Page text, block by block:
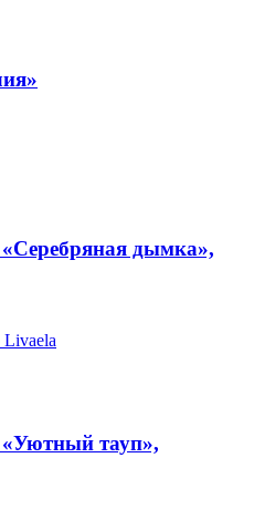
дымка»,
тауп»,